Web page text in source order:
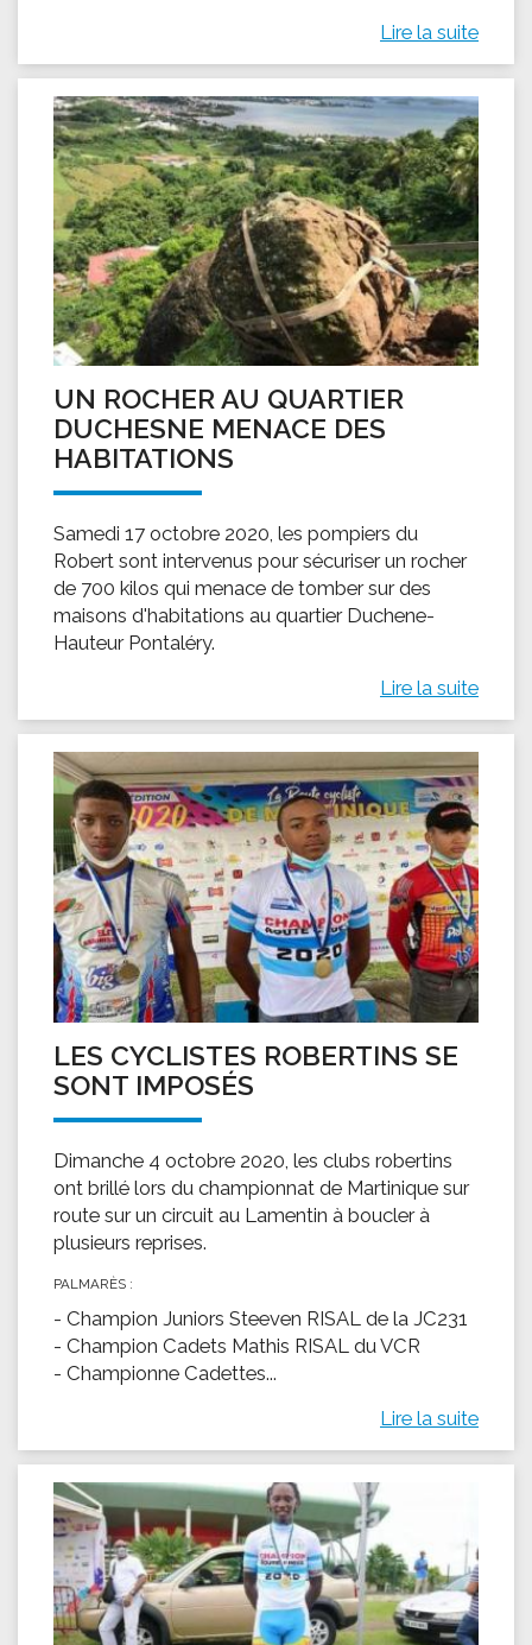
Lire la suite
UN ROCHER AU QUARTIER
DUCHESNE MENACE DES
HABITATIONS
Samedi 17 octobre 2020, les pompiers du
Robert sont intervenus pour sécuriser un rocher
de 700 kilos qui menace de tomber sur des
maisons d'habitations au quartier Duchene-
Hauteur Pontaléry.
Lire la suite
LES CYCLISTES ROBERTINS SE
SONT IMPOSÉS
Dimanche 4 octobre 2020, les clubs robertins
ont brillé lors du championnat de Martinique sur
route sur un circuit au Lamentin à boucler à
plusieurs reprises.
PALMARÈS :
- Champion Juniors Steeven RISAL de la JC231
- Champion Cadets Mathis RISAL du VCR
- Championne Cadettes...
Lire la suite